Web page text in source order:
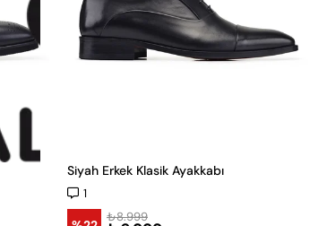
Siyah Erkek Klasik Ayakkabı
1
₺8.999